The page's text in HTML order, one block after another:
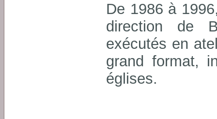
De 1986 à
direction de
exécutés en
grand format,
églises.